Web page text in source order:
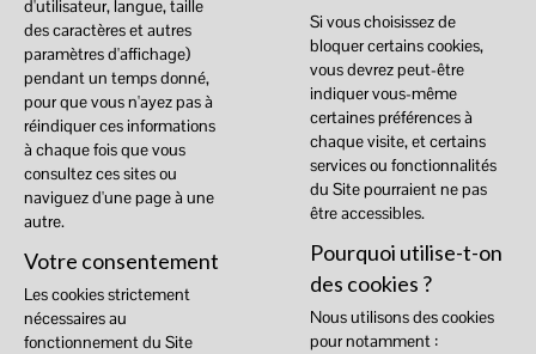
d'utilisateur, langue, taille
des caractères et autres
paramètres d'affichage)
pendant un temps donné,
pour que vous n'ayez pas à
réindiquer ces informations
à chaque fois que vous
consultez ces sites ou
naviguez d'une page à une
autre.
Votre consentement
Les cookies strictement
nécessaires au
fonctionnement du Site
Si vous choisissez de
bloquer certains cookies,
vous devrez peut-être
indiquer vous-même
certaines préférences à
chaque visite, et certains
services ou fonctionnalités
du Site pourraient ne pas
être accessibles.
Pourquoi utilise-t-on
des cookies ?
Nous utilisons des cookies
pour notamment :